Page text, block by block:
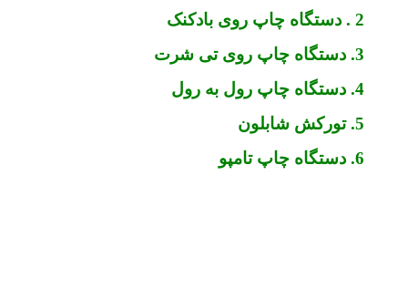
2 . دستگاه چاپ روی بادکنک
3. دستگاه چاپ روی تی شرت
4. دستگاه چاپ رول به رول
5. تورکش شابلون
6. دستگاه چاپ تامپو